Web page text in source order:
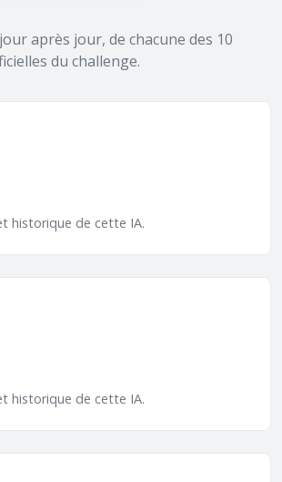
après jour, de chacune des 10
du challenge.
historique de cette IA.
historique de cette IA.